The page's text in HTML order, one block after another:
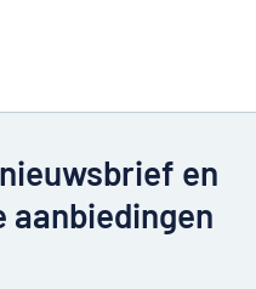
en
aanbiedingen